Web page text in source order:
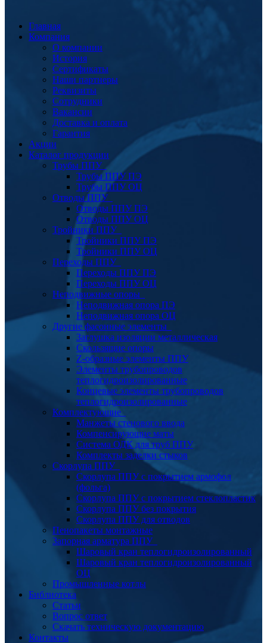
Главная
Компания
О компании
История
Сертификаты
Наши партнеры
Реквизиты
Сотрудники
Вакансии
Доставка и оплата
Гарантия
Акции
Каталог продукции
Трубы ППУ
Трубы ППУ ПЭ
Трубы ППУ ОЦ
Отводы ППУ
Отводы ППУ ПЭ
Отводы ППУ ОЦ
Тройники ППУ
Тройники ППУ ПЭ
Тройники ППУ ОЦ
Переходы ППУ
Переходы ППУ ПЭ
Переходы ППУ ОЦ
Неподвижные опоры
Неподвижная опора ПЭ
Неподвижная опора ОЦ
Другие фасонные элементы
Заглушка изоляции металлическая
Скользящие опоры
Z-образные элементы ППУ
Элементы трубопроводов
теплогидроизолированные
Концевые элементы трубопроводов
теплогидроизолированные
Комплектующие
Манжеты стенового ввода
Компенсирующие маты
Система ОДК для труб ППУ
Комплекты заделки стыков
Скорлупа ППУ
Скорлупа ППУ с покрытием армофол
(фольга)
Скорлупа ППУ с покрытием стеклопластик
Скорлупа ППУ без покрытия
Скорлупа ППУ для отводов
Пенопакеты монтажные
Запорная арматура ППУ
Шаровый кран теплогидроизолированный
Шаровый кран теплогидроизолированный
ОЦ
Промышленные котлы
Библиотека
Статьи
Вопрос ответ
Скачать техническую документацию
Контакты